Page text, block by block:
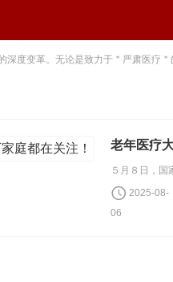
老年医疗
2025-08-
06